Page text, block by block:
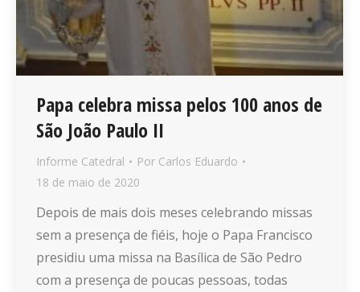
Papa celebra missa pelos 100 anos de
São João Paulo II
Informe Catedral Por Carlos Eduardo
18 de maio de 2020
Depois de mais dois meses celebrando missas
sem a presença de fiéis, hoje o Papa Francisco
presidiu uma missa na Basílica de São Pedro
com a presença de poucas pessoas, todas